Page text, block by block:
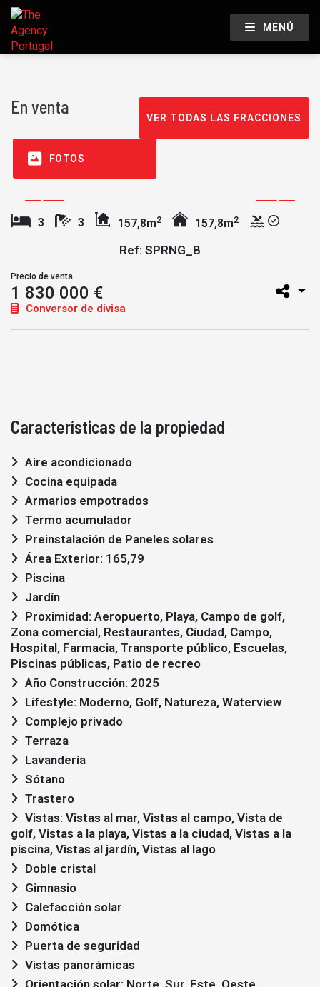
MENÚ
En venta
VER TODAS LAS FRACCIONES
FOTOS
3 3 157,8m2 157,8m2
Ref: SPRNG_B
Precio de venta
1 830 000 €
Conversor de divisa
Características de la propiedad
Aire acondicionado
Cocina equipada
Armarios empotrados
Termo acumulador
Preinstalación de Paneles solares
Área Exterior: 165,79
Piscina
Jardín
Zona comercial, Restaurantes, Ciudad, Campo,
Hospital, Farmacia, Transporte público, Escuelas,
Piscinas públicas, Patio de recreo
Año Construcción: 2025
Lifestyle: Moderno, Golf, Natureza, Waterview
Complejo privado
Terraza
Lavandería
Sótano
Trastero
golf, Vistas a la playa, Vistas a la ciudad, Vistas a la
piscina, Vistas al jardín, Vistas al lago
Doble cristal
Gimnasio
Calefacción solar
Domótica
Puerta de seguridad
Vistas panorámicas
Orientación solar: Norte, Sur, Este, Oeste